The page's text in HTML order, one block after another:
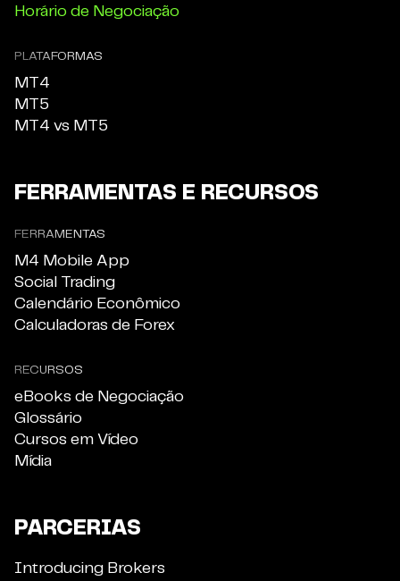
Horário de Negociação
PLATAFORMAS
MT4
MT5
MT4 vs MT5
FERRAMENTAS E RECURSOS
FERRAMENTAS
M4 Mobile App
Social Trading
Calendário Econômico
Calculadoras de Forex
RECURSOS
eBooks de Negociação
Glossário
Cursos em Vídeo
Mídia
PARCERIAS
Introducing Brokers